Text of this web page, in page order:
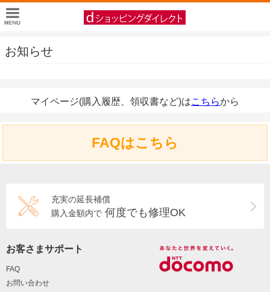
お知らせ
マイページ(購入履歴、領収書など)はこちらから
FAQはこちら
充実の延長補償
購入金額内で 何度でも修理OK
お客さまサポート
FAQ
お問い合わせ